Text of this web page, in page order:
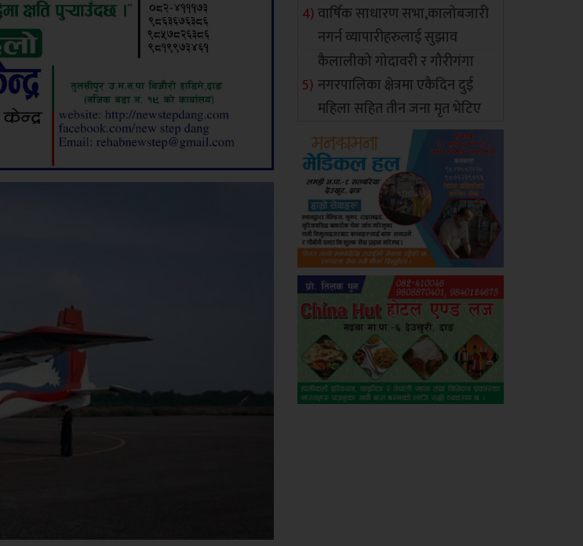
वार्षिक साधारण सभा,कालोबजारी
नगर्न व्यापारीहरुलाई सुझाव
कैलालीको गोदावरी र गौरीगंगा
नगरपालिका क्षेत्रमा एकैदिन दुई
महिला सहित तीन जना मृत भेटिए